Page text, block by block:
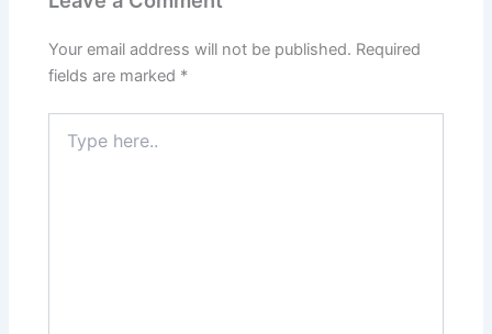
Your email address will not be published. Required
fields are marked *
here..